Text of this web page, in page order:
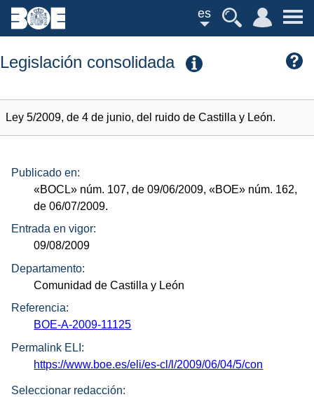
es
Legislación consolidada
Ley 5/2009, de 4 de junio, del ruido de Castilla y León.
Publicado en:
«BOCL» núm. 107, de 09/06/2009,«BOE» núm. 162,
de 06/07/2009.
Entrada en vigor:
09/08/2009
Departamento:
Comunidad de Castilla y León
Referencia:
BOE-A-2009-11125
Permalink ELI:
https://www.boe.es/eli/es-cl/l/2009/06/04/5/con
Seleccionar redacción: